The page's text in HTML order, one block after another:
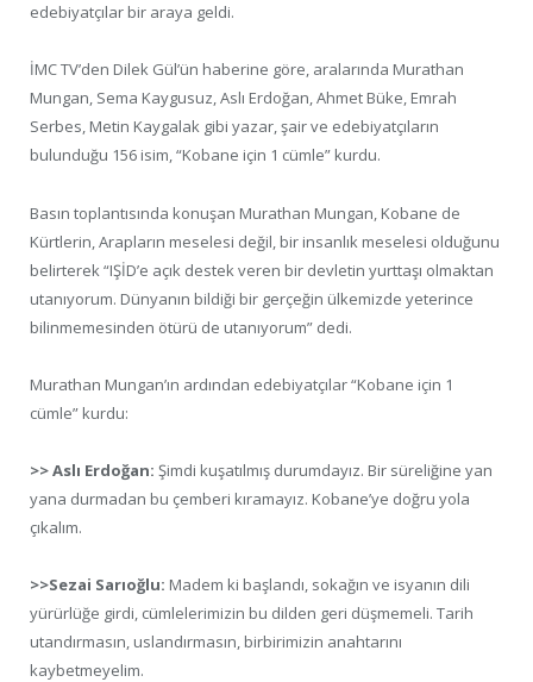
edebiyatçılar bir araya geldi.
İMC TV’den Dilek Gül’ün haberine göre, aralarında Murathan
Mungan, Sema Kaygusuz, Aslı Erdoğan, Ahmet Büke, Emrah
Serbes, Metin Kaygalak gibi yazar, şair ve edebiyatçıların
bulunduğu 156 isim, “Kobane için 1 cümle” kurdu.
Basın toplantısında konuşan Murathan Mungan, Kobane de
Kürtlerin, Arapların meselesi değil, bir insanlık meselesi olduğunu
belirterek “IŞİD’e açık destek veren bir devletin yurttaşı olmaktan
utanıyorum. Dünyanın bildiği bir gerçeğin ülkemizde yeterince
bilinmemesinden ötürü de utanıyorum” dedi.
Murathan Mungan’ın ardından edebiyatçılar “Kobane için 1
cümle” kurdu:
>> Aslı Erdoğan: Şimdi kuşatılmış durumdayız. Bir süreliğine yan
yana durmadan bu çemberi kıramayız. Kobane’ye doğru yola
çıkalım.
>>Sezai Sarıoğlu: Madem ki başlandı, sokağın ve isyanın dili
yürürlüğe girdi, cümlelerimizin bu dilden geri düşmemeli. Tarih
utandırmasın, uslandırmasın, birbirimizin anahtarını
kaybetmeyelim.